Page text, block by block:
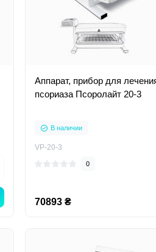
Аппарат, прибор для
псориаза Псоролайт 20-3
В наличии
VP-20-3
0
70893 ₴